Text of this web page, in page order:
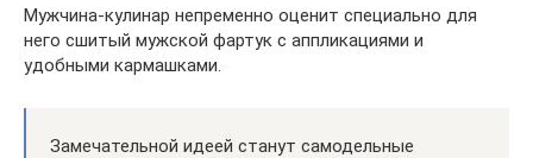
Мужчина-кулинар непременно оценит специально для
него сшитый мужской фартук с аппликациями и
удобными кармашками.
Замечательной идеей станут самодельные